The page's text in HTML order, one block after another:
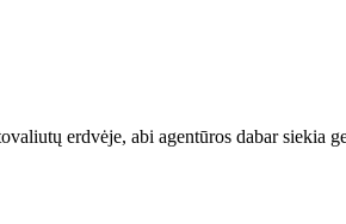
erdvėje, abi agentūros dabar siekia